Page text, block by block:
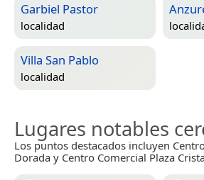
Garbiel Pastor
localidad
Villa San Pablo
localidad
Lugares notables
Los puntos destacados incluyen
Dorada y Centro Comercial Plaza